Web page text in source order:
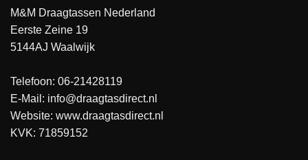
M&M Draagtassen Nederland
Eerste Zeine 19
5144AJ Waalwijk
Telefoon: 06-21428119
E-Mail: info@draagtasdirect.nl
Website: www.draagtasdirect.nl
KVK: 71859152